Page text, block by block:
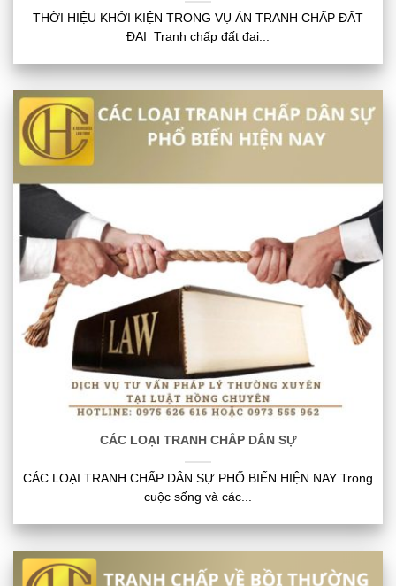
THỜI HIỆU KHỞI KIỆN TRONG VỤ ÁN TRANH CHẤP ĐẤT
ĐAI Tranh chấp đất đai...
CÁC LOẠI TRANH CHẤP DÂN SỰ
CÁC LOẠI TRANH CHẤP DÂN SỰ PHỐ BIẾN HIỆN NAY Trong
cuộc sống và các...